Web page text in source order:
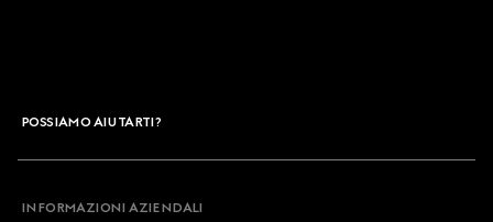
POSSIAMO AIUTARTI?
INFORMAZIONI AZIENDALI